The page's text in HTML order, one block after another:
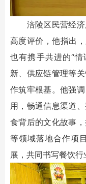
涪陵区民营经济
高度评价，他指出
也有携手共进的“
新、供应链管理等
作筑牢根基。他强
用，畅通信息渠道
食背后的文化故事
等领域落地合作项
展，共同书写餐饮行